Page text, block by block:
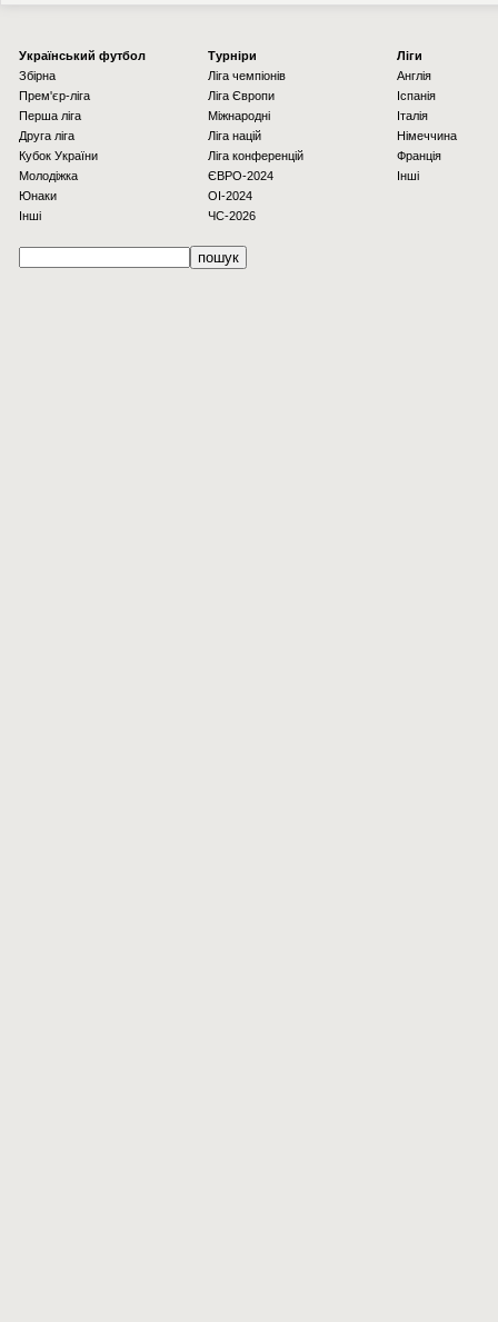
Українcький футбол
Збірна
Прем'єр-ліга
Перша ліга
Друга ліга
Кубок України
Молодіжка
Юнаки
Інші
Турніри
Ліга чемпіонів
Ліга Європи
Міжнародні
Ліга націй
Ліга конференцій
ЄВРО-2024
OI-2024
ЧС-2026
Ліги
Англія
Іспанія
Італія
Німеччина
Франція
Інші